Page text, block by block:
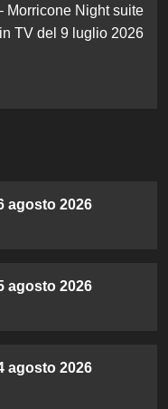
Morricone Night suite
TV del 9 luglio 2026
agosto 2026
agosto 2026
agosto 2026